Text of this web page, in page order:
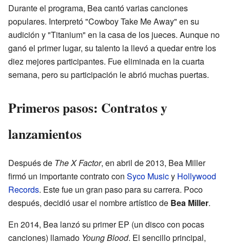
Durante el programa, Bea cantó varias canciones
populares. Interpretó "Cowboy Take Me Away" en su
audición y "Titanium" en la casa de los jueces. Aunque no
ganó el primer lugar, su talento la llevó a quedar entre los
diez mejores participantes. Fue eliminada en la cuarta
semana, pero su participación le abrió muchas puertas.
Primeros pasos: Contratos y
lanzamientos
Después de The X Factor, en abril de 2013, Bea Miller
firmó un importante contrato con Syco Musicy Hollywood
Records. Este fue un gran paso para su carrera. Poco
después, decidió usar el nombre artístico de Bea Miller.
En 2014, Bea lanzó su primer EP (un disco con pocas
canciones) llamado Young Blood. El sencillo principal,